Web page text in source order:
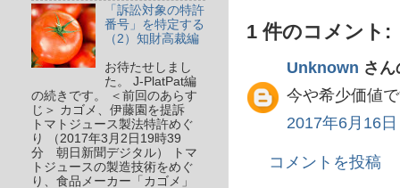
1 件のコメント:
Unknown さ
今や希少価値
2017年6月16
コメントを投稿
「訴訟対象の特許
番号」を特定する
（2）知財高裁編
お待たせしまし
た。 J-PlatPat編
の続きです。 ＜前回のあらす
じ＞ カゴメ、伊藤園を提訴
トマトジュース製法特許めぐ
り （2017年3月2日19時39
分 朝日新聞デジタル） トマ
トジュースの製造技術をめぐ
り、食品メーカー「カゴメ」